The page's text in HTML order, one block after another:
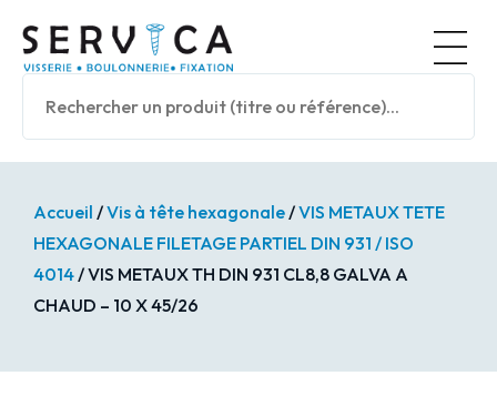
Accueil /Vis à tête hexagonale/VIS METAUX TETE
HEXAGONALE FILETAGE PARTIEL DIN 931 / ISO
4014/ VIS METAUX TH DIN 931 CL8,8 GALVA A
CHAUD – 10 X 45/26